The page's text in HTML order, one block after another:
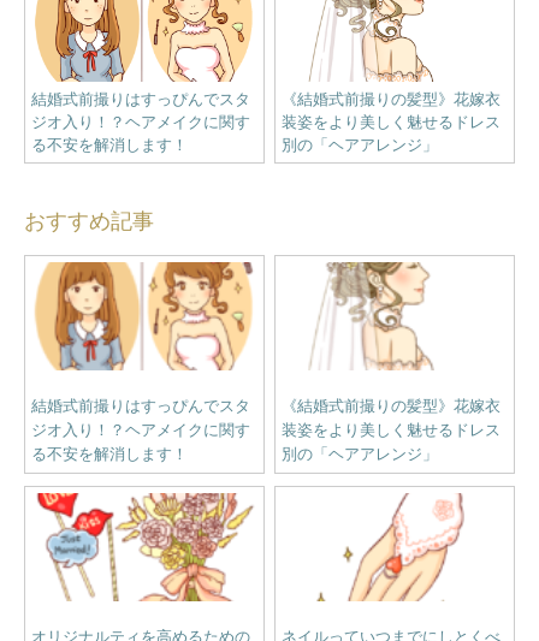
結婚式前撮りはすっぴんでスタ
ジオ入り！？ヘアメイクに関す
る不安を解消します！
《結婚式前撮りの髪型》花嫁衣
装姿をより美しく魅せるドレス
別の「ヘアアレンジ」
おすすめ記事
結婚式前撮りはすっぴんでスタ
ジオ入り！？ヘアメイクに関す
る不安を解消します！
《結婚式前撮りの髪型》花嫁衣
装姿をより美しく魅せるドレス
別の「ヘアアレンジ」
オリジナルティを高めるための
ネイルっていつまでにしとくべ